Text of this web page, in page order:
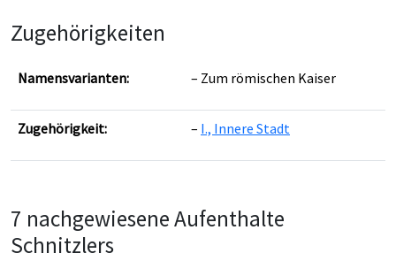
Zugehörigkeiten
Namensvarianten: Zum römischen Kaiser
Zugehörigkeit: I., Innere Stadt
7 nachgewiesene Aufenthalte
Schnitzlers